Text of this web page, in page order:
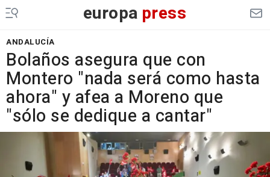
europa press
ANDALUCÍA
Bolaños asegura que con
Montero "nada será como hasta
ahora" y afea a Moreno que
"sólo se dedique a cantar"